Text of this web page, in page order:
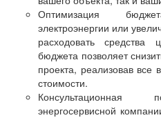
Оптимизация
электроэнергии или
расходовать средства
бюджета позволяет
проекта, реализовав
стоимости.
Консультационная
энергосервисной